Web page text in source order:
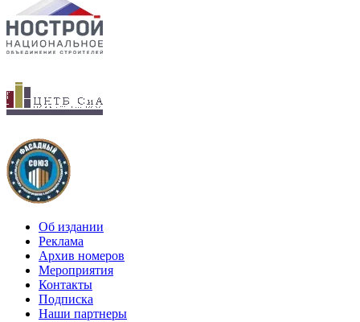
Об издании
Реклама
Архив номеров
Мероприятия
Контакты
Подписка
Наши партнеры